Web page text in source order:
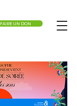
FAIRE UN DON